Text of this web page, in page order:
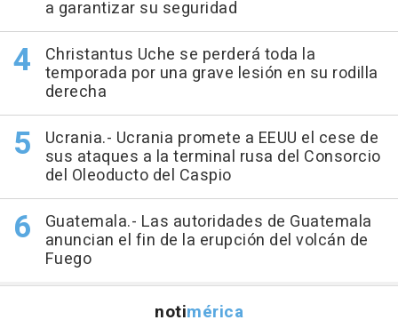
a garantizar su seguridad
Christantus Uche se perderá toda la
temporada por una grave lesión en su rodilla
derecha
Ucrania.- Ucrania promete a EEUU el cese de
sus ataques a la terminal rusa del Consorcio
del Oleoducto del Caspio
Guatemala.- Las autoridades de Guatemala
anuncian el fin de la erupción del volcán de
Fuego
notimérica